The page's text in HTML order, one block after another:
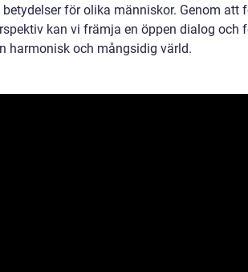
för olika människor. Genom att
kan vi främja en öppen dialog och
harmonisk och mångsidig värld.